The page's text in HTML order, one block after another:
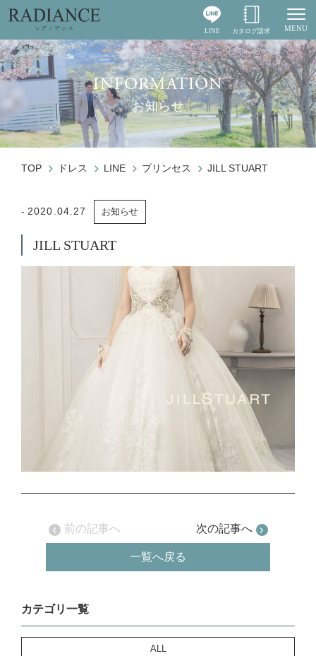
MENU
LINE カタログ請求
INFORMATION
お知らせ
TOP ドレス LINE プリンセス JILL STUART
2020.04.27 お知らせ
JILL STUART
前の記事へ 次の記事へ
一覧へ戻る
カテゴリ一覧
ALL